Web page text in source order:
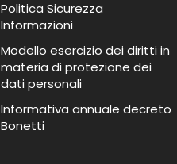
Politica Sicurezza
Informazioni
Modello esercizio dei diritti in
materia di protezione dei
dati personali
Informativa annuale decreto
Bonetti